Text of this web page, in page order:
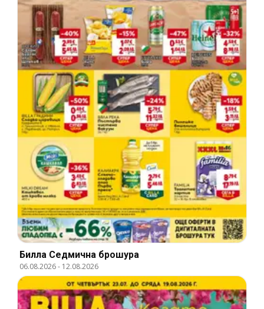
Билла Cедмична брошура
06.08.2026- 12.08.2026